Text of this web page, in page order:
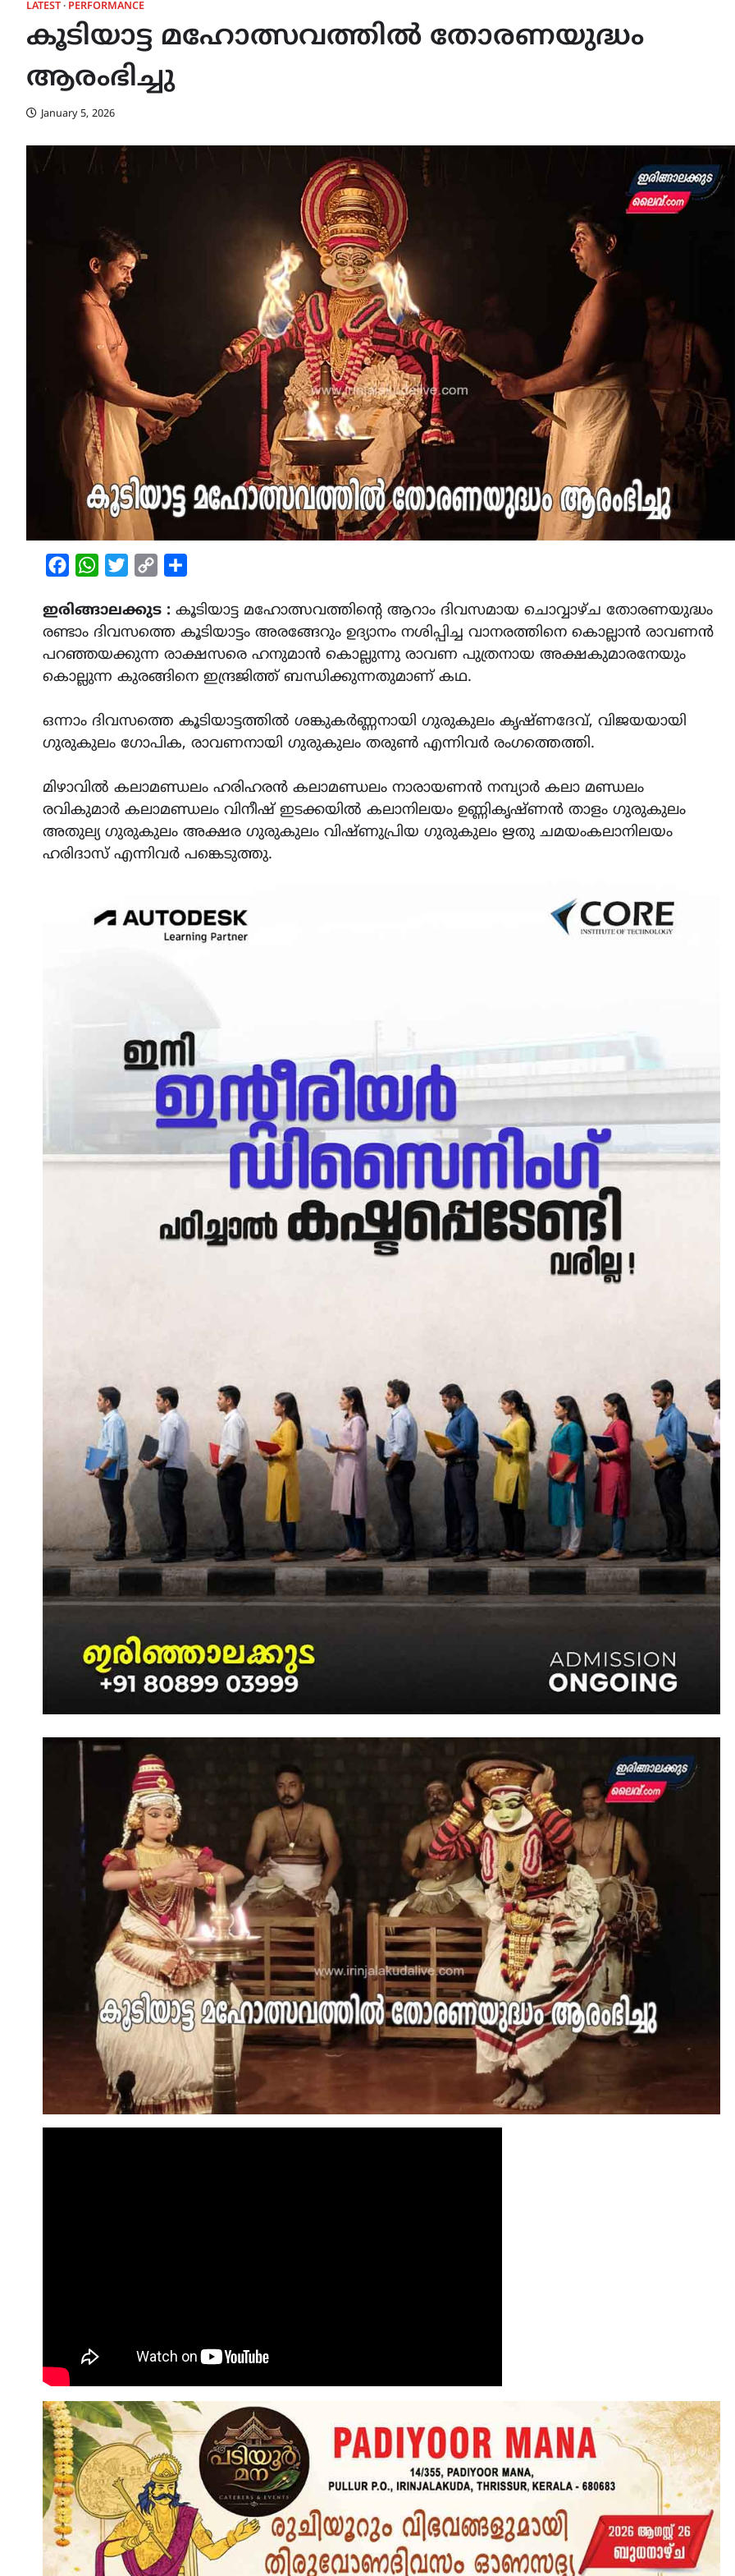
LATEST PERFORMANCE
കൂടിയാട്ട മഹോത്സവത്തിൽ തോരണയുദ്ധം
ആരംഭിച്ചു
January 5, 2026
FacebookWhatsAppTwitterCopy
ഇരിങ്ങാലക്കുട : കൂടിയാട്ട മഹോത്സവത്തിൻ്റെ ആറാം ദിവസമായ ചൊവ്വാഴ്ച തോരണയുദ്ധം
രണ്ടാം ദിവസത്തെ കൂടിയാട്ടം അരങ്ങേറും ഉദ്യാനം നശിപ്പിച്ച വാനരത്തിനെ കൊല്ലാൻ രാവണൻ
പറഞ്ഞയക്കുന്ന രാക്ഷസരെ ഹനുമാൻ കൊല്ലുന്നു രാവണ പുത്രനായ അക്ഷകുമാരനേയും
കൊല്ലുന്ന കുരങ്ങിനെ ഇന്ദ്രജിത്ത് ബന്ധിക്കുന്നതുമാണ് കഥ.
ഒന്നാം ദിവസത്തെ കൂടിയാട്ടത്തിൽ ശങ്കുകർണ്ണനായി ഗുരുകുലം കൃഷ്ണദേവ്, വിജയയായി
ഗുരുകുലം ഗോപിക, രാവണനായി ഗുരുകുലം തരുൺ എന്നിവർ രംഗത്തെത്തി.
മിഴാവിൽ കലാമണ്ഡലം ഹരിഹരൻ കലാമണ്ഡലം നാരായണൻ നമ്പ്യാർ കലാ മണ്ഡലം
രവികുമാർ കലാമണ്ഡലം വിനീഷ് ഇടക്കയിൽ കലാനിലയം ഉണ്ണികൃഷ്ണൻ താളം ഗുരുകുലം
അതുല്യ ഗുരുകുലം അക്ഷര ഗുരുകുലം വിഷ്ണുപ്രിയ ഗുരുകുലം ഋതു ചമയംകലാനിലയം
ഹരിദാസ് എന്നിവർ പങ്കെടുത്തു.
August 6, 2026